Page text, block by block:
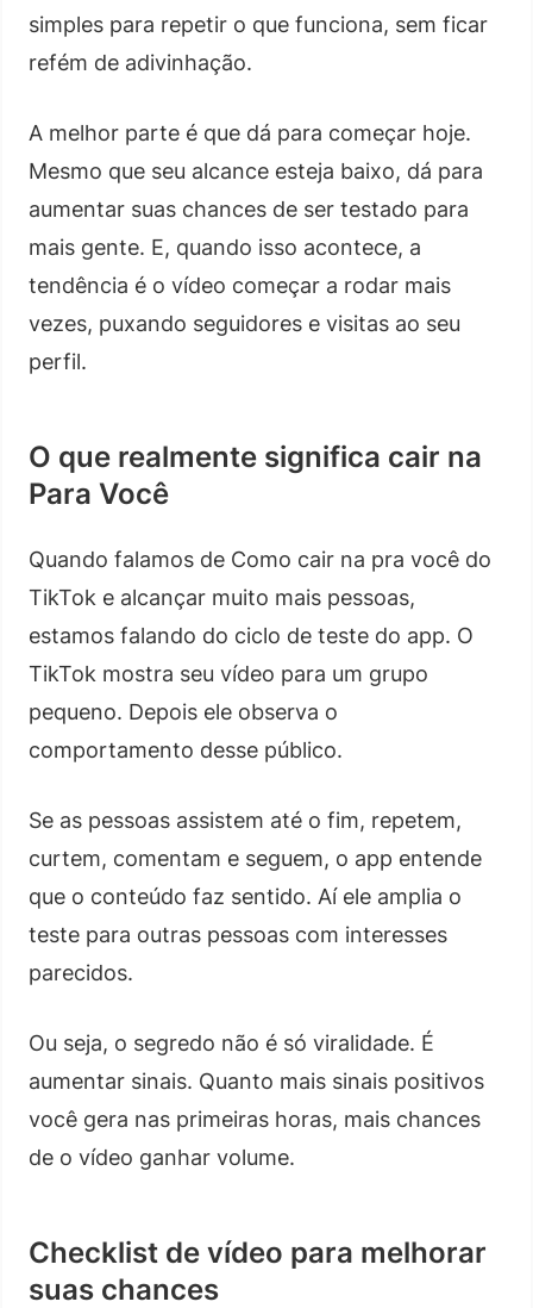
simples para repetir o que funciona, sem ficar
refém de adivinhação.
A melhor parte é que dá para começar hoje.
Mesmo que seu alcance esteja baixo, dá para
aumentar suas chances de ser testado para
mais gente. E, quando isso acontece, a
tendência é o vídeo começar a rodar mais
vezes, puxando seguidores e visitas ao seu
perfil.
O que realmente significa cair na
Para Você
Quando falamos de Como cair na pra você do
TikTok e alcançar muito mais pessoas,
estamos falando do ciclo de teste do app. O
TikTok mostra seu vídeo para um grupo
pequeno. Depois ele observa o
comportamento desse público.
Se as pessoas assistem até o fim, repetem,
curtem, comentam e seguem, o app entende
que o conteúdo faz sentido. Aí ele amplia o
teste para outras pessoas com interesses
parecidos.
Ou seja, o segredo não é só viralidade. É
aumentar sinais. Quanto mais sinais positivos
você gera nas primeiras horas, mais chances
de o vídeo ganhar volume.
Checklist de vídeo para melhorar
suas chances